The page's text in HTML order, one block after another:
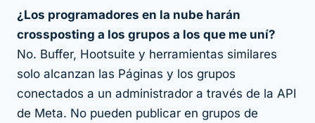
¿Los programadores en la nube harán
crossposting a los grupos a los que me uní?
No. Buffer, Hootsuite y herramientas similares
solo alcanzan las Páginas y los grupos
conectados a un administrador a través de la API
de Meta. No pueden publicar en grupos de